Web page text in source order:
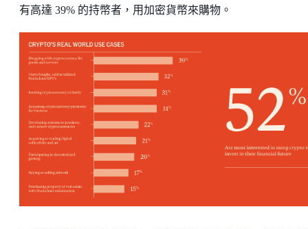
有高達 39% 的持幣者，用加密貨幣來購物。